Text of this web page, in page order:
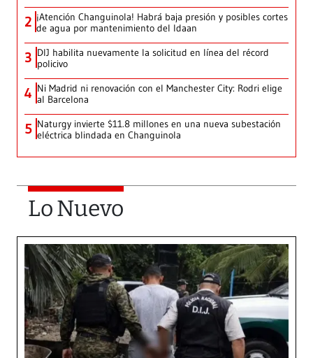
2 ¡Atención Changuinola! Habrá baja presión y posibles cortes
de agua por mantenimiento del Idaan
3 DIJ habilita nuevamente la solicitud en línea del récord
policivo
4 Ni Madrid ni renovación con el Manchester City: Rodri elige
al Barcelona
5 Naturgy invierte $11.8 millones en una nueva subestación
eléctrica blindada en Changuinola
Lo Nuevo